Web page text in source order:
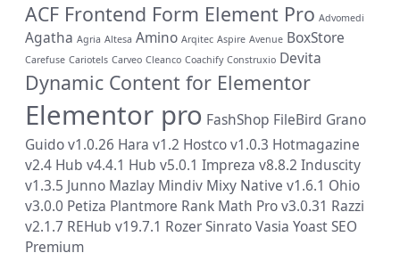
ACF Frontend Form Element Pro Advomedi
Agatha Agria Altesa Amino Arqitec Aspire Avenue BoxStore
Carefuse Cariotels Carveo Cleanco Coachify Construxio Devita
Dynamic Content for Elementor
Elementor pro FashShop FileBird Grano
Guido v1.0.26 Hara v1.2 Hostco v1.0.3 Hotmagazine
v2.4 Hub v4.4.1 Hub v5.0.1 Impreza v8.8.2 Induscity
v1.3.5 Junno Mazlay Mindiv Mixy Native v1.6.1 Ohio
v3.0.0 Petiza Plantmore Rank Math Pro v3.0.31 Razzi
v2.1.7 REHub v19.7.1 RozerSinratoVasia Yoast SEO
Premium